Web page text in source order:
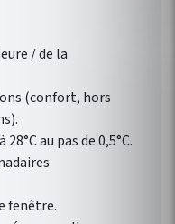
/ de la
(confort, hors
au pas de 0,5°C.
fenêtre.